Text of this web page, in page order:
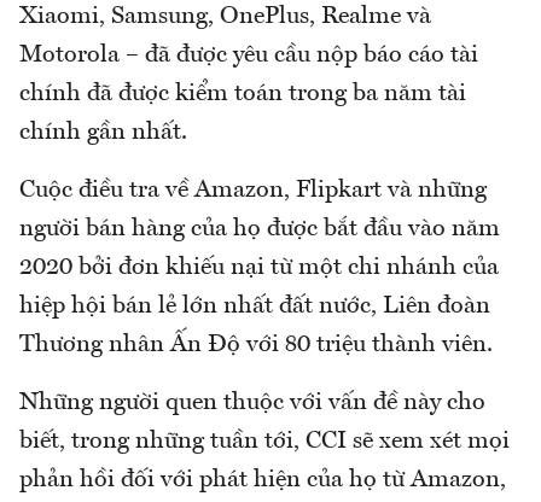
Xiaomi, Samsung, OnePlus, Realme và
Motorola – đã được yêu cầu nộp báo cáo tài
chính đã được kiểm toán trong ba năm tài
chính gần nhất.
Cuộc điều tra về Amazon, Flipkart và những
người bán hàng của họ được bắt đầu vào năm
2020 bởi đơn khiếu nại từ một chi nhánh của
hiệp hội bán lẻ lớn nhất đất nước, Liên đoàn
Thương nhân Ấn Độ với 80 triệu thành viên.
Những người quen thuộc với vấn đề này cho
biết, trong những tuần tới, CCI sẽ xem xét mọi
phản hồi đối với phát hiện của họ từ Amazon,